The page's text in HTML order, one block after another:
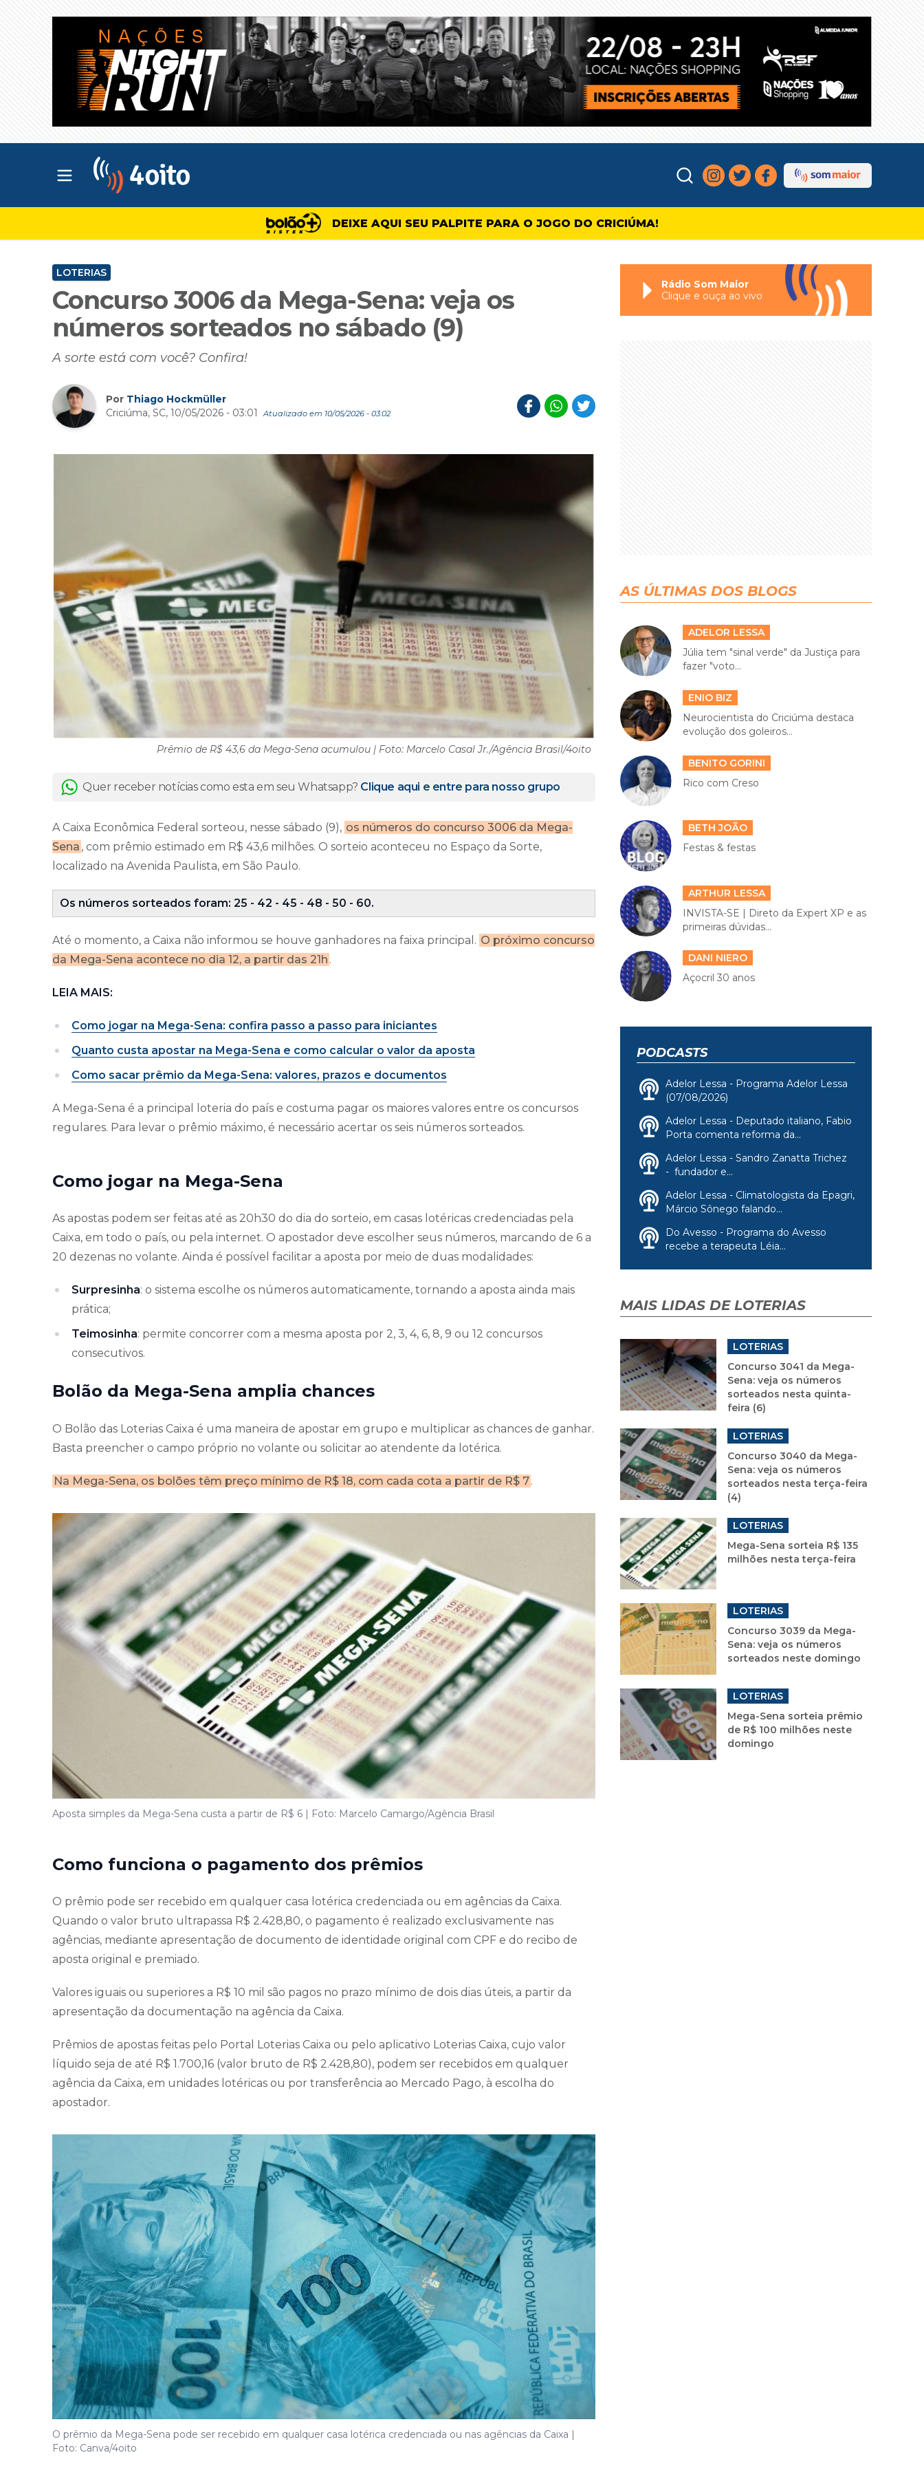
Abrir menu principal
DEIXE AQUI SEU PALPITE PARA O JOGO DO CRICIÚMA!
LOTERIAS
Concurso 3006 da Mega-Sena: veja os
números sorteados no sábado (9)
A sorte está com você? Confira!
Por Thiago Hockmüller
Criciúma, SC, 10/05/2026 - 03:01
Atualizado em 10/05/2026 - 03:02
Prêmio de R$ 43,6 da Mega-Sena acumulou | Foto: Marcelo Casal Jr./Agência Brasil/4oito
Quer receber notícias como esta em seu Whatsapp? Clique aqui e entre para nosso grupo
A Caixa Econômica Federal sorteou, nesse sábado (9), os números do concurso 3006 da Mega-
Sena , com prêmio estimado em R$ 43,6 milhões. O sorteio aconteceu no Espaço da Sorte,
localizado na Avenida Paulista, em São Paulo.
Os números sorteados foram: 25 - 42 - 45 - 48 - 50 - 60.
Até o momento, a Caixa não informou se houve ganhadores na faixa principal. O próximo concurso
da Mega-Sena acontece no dia 12, a partir das 21h .
LEIA MAIS:
Como jogar na Mega-Sena: confira passo a passo para iniciantes
Quanto custa apostar na Mega-Sena e como calcular o valor da aposta
Como sacar prêmio da Mega-Sena: valores, prazos e documentos
A Mega-Sena é a principal loteria do país e costuma pagar os maiores valores entre os concursos
regulares. Para levar o prêmio máximo, é necessário acertar os seis números sorteados.
Como jogar na Mega-Sena
As apostas podem ser feitas até as 20h30 do dia do sorteio, em casas lotéricas credenciadas pela
Caixa, em todo o país, ou pela internet. O apostador deve escolher seus números, marcando de 6 a
20 dezenas no volante. Ainda é possível facilitar a aposta por meio de duas modalidades:
Surpresinha: o sistema escolhe os números automaticamente, tornando a aposta ainda mais
prática;
Teimosinha: permite concorrer com a mesma aposta por 2, 3, 4, 6, 8, 9 ou 12 concursos
consecutivos.
Bolão da Mega-Sena amplia chances
O Bolão das Loterias Caixa é uma maneira de apostar em grupo e multiplicar as chances de ganhar.
Basta preencher o campo próprio no volante ou solicitar ao atendente da lotérica.
Na Mega-Sena, os bolões têm preço mínimo de R$ 18, com cada cota a partir de R$ 7.
Aposta simples da Mega-Sena custa a partir de R$ 6 | Foto: Marcelo Camargo/Agência Brasil
Como funciona o pagamento dos prêmios
O prêmio pode ser recebido em qualquer casa lotérica credenciada ou em agências da Caixa.
Quando o valor bruto ultrapassa R$ 2.428,80, o pagamento é realizado exclusivamente nas
agências, mediante apresentação de documento de identidade original com CPF e do recibo de
aposta original e premiado.
Valores iguais ou superiores a R$ 10 mil são pagos no prazo mínimo de dois dias úteis, a partir da
apresentação da documentação na agência da Caixa.
Prêmios de apostas feitas pelo Portal Loterias Caixa ou pelo aplicativo Loterias Caixa, cujo valor
líquido seja de até R$ 1.700,16 (valor bruto de R$ 2.428,80), podem ser recebidos em qualquer
agência da Caixa, em unidades lotéricas ou por transferência ao Mercado Pago, à escolha do
apostador.
O prêmio da Mega-Sena pode ser recebido em qualquer casa lotérica credenciada ou nas agências da Caixa |
Foto: Canva/4oito
Rádio Som Maior
Clique e ouça ao vivo
AS ÚLTIMAS DOS BLOGS
ADELOR LESSA
Júlia tem "sinal verde" da Justiça para
fazer "voto...
ENIO BIZ
Neurocientista do Criciúma destaca
evolução dos goleiros...
BENITO GORINI
Rico com Creso
BETH JOÃO
Festas & festas
ARTHUR LESSA
INVISTA-SE | Direto da Expert XP e as
primeiras dúvidas...
DANI NIERO
Açocril 30 anos
PODCASTS
Adelor Lessa - Programa Adelor Lessa
(07/08/2026)
Adelor Lessa - Deputado italiano, Fabio
Porta comenta reforma da...
Adelor Lessa - Sandro Zanatta Trichez
- fundador e...
Adelor Lessa - Climatologista da Epagri,
Márcio Sônego falando...
Do Avesso - Programa do Avesso
recebe a terapeuta Léia...
MAIS LIDAS DE LOTERIAS
LOTERIAS
Concurso 3041 da Mega-
Sena: veja os números
sorteados nesta quinta-
feira (6)
LOTERIAS
Concurso 3040 da Mega-
Sena: veja os números
sorteados nesta terça-feira
(4)
LOTERIAS
Mega-Sena sorteia R$ 135
milhões nesta terça-feira
LOTERIAS
Concurso 3039 da Mega-
Sena: veja os números
sorteados neste domingo
LOTERIAS
Mega-Sena sorteia prêmio
de R$ 100 milhões neste
domingo